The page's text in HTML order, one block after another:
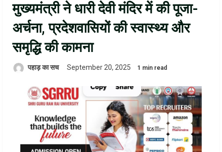
मुख्यमंत्री ने धारी देवी मंदिर में की पूजा-
अर्चना, प्रदेशवासियों की स्वास्थ्य और
समृद्धि की कामना
पहाड़ का सच September 20, 2025 1 min read